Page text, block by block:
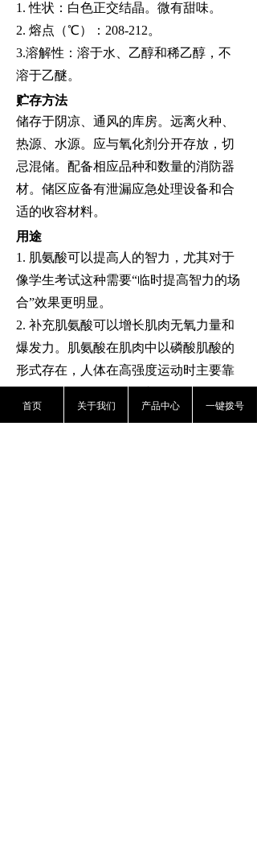
1.性状 ：白色正交结晶。微有甜味。
2. 熔点 （℃）：208-212。
3.溶解性 ：溶于水、 乙醇和稀乙醇 ，不
溶于乙醚。
贮存方法
储存于阴凉、通风的库房。远离火种、
热源、水源。应与氧化剂分开存放，切
忌混储。配备相应品种和数量的消防器
材。储区应备有泄漏应急处理设备和合
适的收容材料。
用途
1. 肌氨酸可以提高人的智力，尤其对于
像学生考试这种需要“临时提高智力的场
合”效果更明显。
2. 补充肌氨酸可以增长肌肉无氧力量和
爆发力。肌氨酸在肌肉中以磷酸肌酸的
形式存在，人体在高强度运动时主要靠
少，需要不断的合成，而磷酸肌酸可促
首页 关于我们 产品中心 一键拨号